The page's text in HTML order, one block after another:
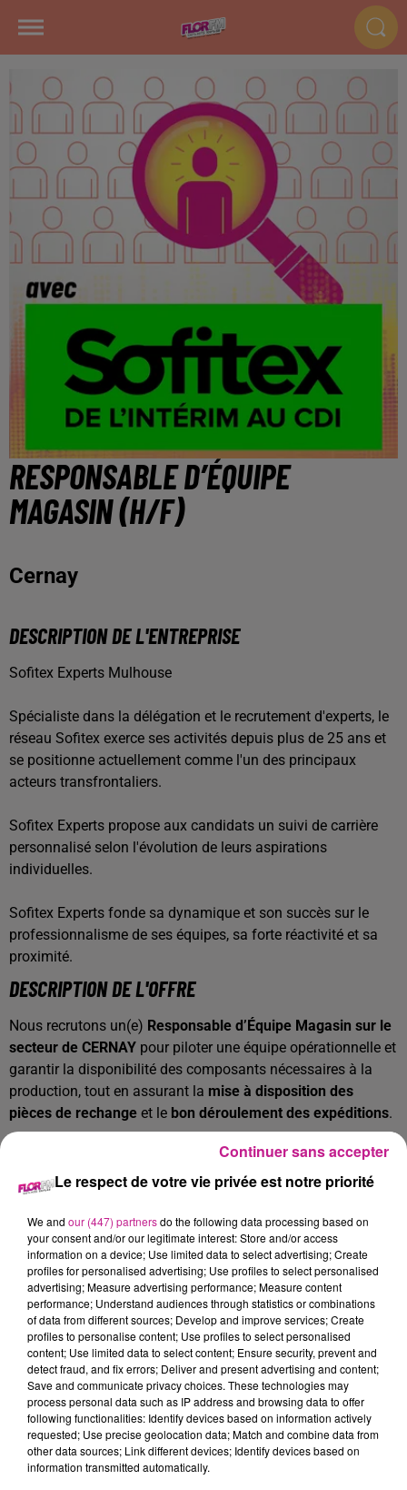
RESPONSABLE D’ÉQUIPE
MAGASIN (H/F)
Cernay
DESCRIPTION DE L'ENTREPRISE
Sofitex Experts Mulhouse
Spécialiste dans la délégation et le recrutement d'experts, le
réseau Sofitex exerce ses activités depuis plus de 25 ans et
se positionne actuellement comme l'un des principaux
acteurs transfrontaliers.
Sofitex Experts propose aux candidats un suivi de carrière
personnalisé selon l'évolution de leurs aspirations
individuelles.
Sofitex Experts fonde sa dynamique et son succès sur le
professionnalisme de ses équipes, sa forte réactivité et sa
proximité.
DESCRIPTION DE L'OFFRE
Nous recrutons un(e) Responsable d’Équipe Magasin sur le
secteur de CERNAY pour piloter une équipe opérationnelle et
garantir la disponibilité des composants nécessaires à la
production, tout en assurant la mise à disposition des
pièces de rechange et le bon déroulement des expéditions.
En tant que manager de proximité, vous animez l’activité du
magasin et accompagnez une équipe de
collaborateurs(agents de magasinage et coordinateurs)
avec une logique de performance, de sécurité et
d’amélioration continue.
✅ VOS PRINCIPALES RESPONSABILITÉS
Encadrer, accompagner et faire progresser l’équipe au
quotidien (organisation, priorités, montée en
compétences).
Être garant(e) de lasécurité: application des règles et
planification des formations associées.
Structurer laformation au poste, développer
l’autonomie et assurer la bonne utilisation des outils
Le respect de votre vie privée est notre priorité
We and our (447) partnersdo the following data processing based on
your consent and/or our legitimate interest: Store and/or access
information on a device; Use limited data to select advertising; Create
profiles for personalised advertising; Use profiles to select personalised
advertising; Measure advertising performance; Measure content
performance; Understand audiences through statistics or combinations
of data from different sources; Develop and improve services; Create
profiles to personalise content; Use profiles to select personalised
content; Use limited data to select content; Ensure security, prevent and
detect fraud, and fix errors; Deliver and present advertising and content;
Save and communicate privacy choices. These technologies may
process personal data such as IP address and browsing data to offer
following functionalities: Identify devices based on information actively
requested; Use precise geolocation data; Match and combine data from
other data sources; Link different devices; Identify devices based on
information transmitted automatically.
Continuer sans accepter